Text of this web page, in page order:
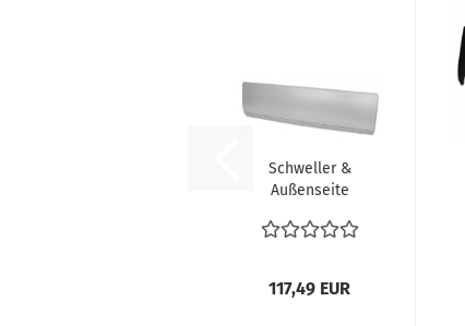
Schweller &
Außenseite
Seitenteil
117,49 EUR